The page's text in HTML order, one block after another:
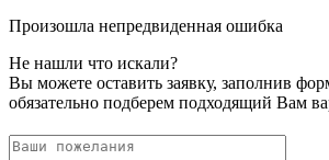
Произошла непредвиденная ошибка
Не нашли что искали?
Вы можете оставить заявку, заполнив
обязательно подберем подходящий Вам